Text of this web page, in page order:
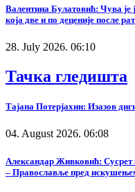
Валентина Булатовић: Чува
која две и по деценије после
28. July 2026. 06:10
Тачка гледишта
Тајана Потерјахин: Изазов
04. August 2026. 06:08
Александар Живковић: Сусрет
– Православље пред